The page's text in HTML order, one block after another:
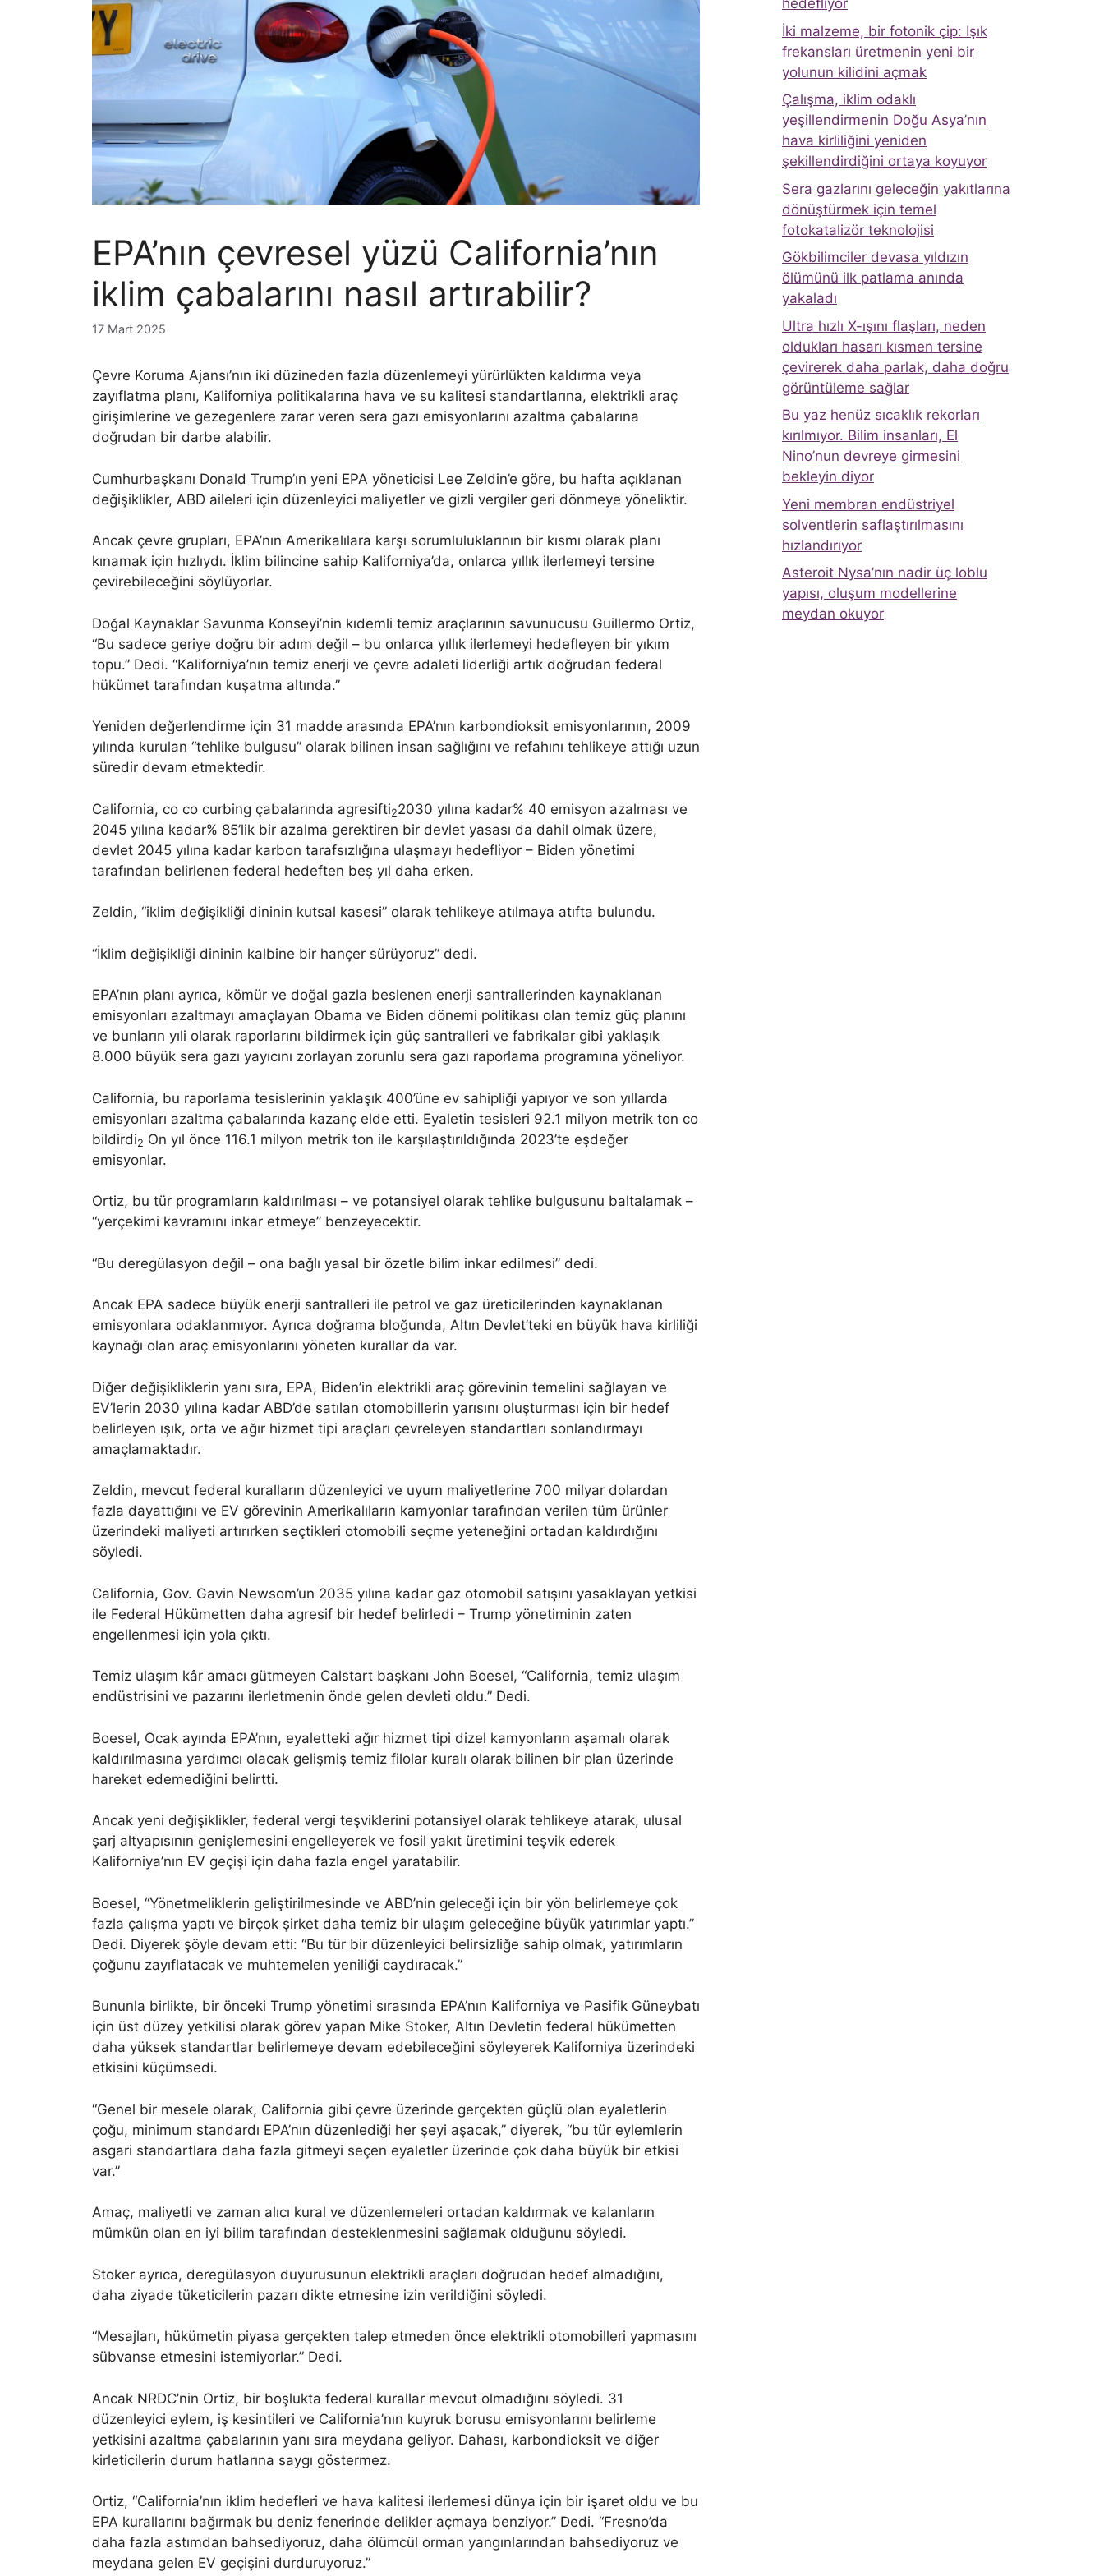
EPA’nın çevresel yüzü California’nın
iklim çabalarını nasıl artırabilir?
17 Mart 2025
Çevre Koruma Ajansı’nın iki düzineden fazla düzenlemeyi yürürlükten kaldırma veya
zayıflatma planı, Kaliforniya politikalarına hava ve su kalitesi standartlarına, elektrikli araç
girişimlerine ve gezegenlere zarar veren sera gazı emisyonlarını azaltma çabalarına
doğrudan bir darbe alabilir.
Cumhurbaşkanı Donald Trump’ın yeni EPA yöneticisi Lee Zeldin’e göre, bu hafta açıklanan
değişiklikler, ABD aileleri için düzenleyici maliyetler ve gizli vergiler geri dönmeye yöneliktir.
Ancak çevre grupları, EPA’nın Amerikalılara karşı sorumluluklarının bir kısmı olarak planı
kınamak için hızlıydı. İklim bilincine sahip Kaliforniya’da, onlarca yıllık ilerlemeyi tersine
çevirebileceğini söylüyorlar.
Doğal Kaynaklar Savunma Konseyi’nin kıdemli temiz araçlarının savunucusu Guillermo Ortiz,
“Bu sadece geriye doğru bir adım değil – bu onlarca yıllık ilerlemeyi hedefleyen bir yıkım
topu.” Dedi. “Kaliforniya’nın temiz enerji ve çevre adaleti liderliği artık doğrudan federal
hükümet tarafından kuşatma altında.”
Yeniden değerlendirme için 31 madde arasında EPA’nın karbondioksit emisyonlarının, 2009
yılında kurulan “tehlike bulgusu” olarak bilinen insan sağlığını ve refahını tehlikeye attığı uzun
süredir devam etmektedir.
California, co co curbing çabalarında agresifti22030 yılına kadar% 40 emisyon azalması ve
2045 yılına kadar% 85’lik bir azalma gerektiren bir devlet yasası da dahil olmak üzere,
devlet 2045 yılına kadar karbon tarafsızlığına ulaşmayı hedefliyor – Biden yönetimi
tarafından belirlenen federal hedeften beş yıl daha erken.
Zeldin, “iklim değişikliği dininin kutsal kasesi” olarak tehlikeye atılmaya atıfta bulundu.
“İklim değişikliği dininin kalbine bir hançer sürüyoruz” dedi.
EPA’nın planı ayrıca, kömür ve doğal gazla beslenen enerji santrallerinden kaynaklanan
emisyonları azaltmayı amaçlayan Obama ve Biden dönemi politikası olan temiz güç planını
ve bunların yıli olarak raporlarını bildirmek için güç santralleri ve fabrikalar gibi yaklaşık
8.000 büyük sera gazı yayıcını zorlayan zorunlu sera gazı raporlama programına yöneliyor.
California, bu raporlama tesislerinin yaklaşık 400’üne ev sahipliği yapıyor ve son yıllarda
emisyonları azaltma çabalarında kazanç elde etti. Eyaletin tesisleri 92.1 milyon metrik ton co
bildirdi2 On yıl önce 116.1 milyon metrik ton ile karşılaştırıldığında 2023’te eşdeğer
emisyonlar.
Ortiz, bu tür programların kaldırılması – ve potansiyel olarak tehlike bulgusunu baltalamak –
“yerçekimi kavramını inkar etmeye” benzeyecektir.
“Bu deregülasyon değil – ona bağlı yasal bir özetle bilim inkar edilmesi” dedi.
Ancak EPA sadece büyük enerji santralleri ile petrol ve gaz üreticilerinden kaynaklanan
emisyonlara odaklanmıyor. Ayrıca doğrama bloğunda, Altın Devlet’teki en büyük hava kirliliği
kaynağı olan araç emisyonlarını yöneten kurallar da var.
Diğer değişikliklerin yanı sıra, EPA, Biden’in elektrikli araç görevinin temelini sağlayan ve
EV’lerin 2030 yılına kadar ABD’de satılan otomobillerin yarısını oluşturması için bir hedef
belirleyen ışık, orta ve ağır hizmet tipi araçları çevreleyen standartları sonlandırmayı
amaçlamaktadır.
Zeldin, mevcut federal kuralların düzenleyici ve uyum maliyetlerine 700 milyar dolardan
fazla dayattığını ve EV görevinin Amerikalıların kamyonlar tarafından verilen tüm ürünler
üzerindeki maliyeti artırırken seçtikleri otomobili seçme yeteneğini ortadan kaldırdığını
söyledi.
California, Gov. Gavin Newsom’un 2035 yılına kadar gaz otomobil satışını yasaklayan yetkisi
ile Federal Hükümetten daha agresif bir hedef belirledi – Trump yönetiminin zaten
engellenmesi için yola çıktı.
Temiz ulaşım kâr amacı gütmeyen Calstart başkanı John Boesel, “California, temiz ulaşım
endüstrisini ve pazarını ilerletmenin önde gelen devleti oldu.” Dedi.
Boesel, Ocak ayında EPA’nın, eyaletteki ağır hizmet tipi dizel kamyonların aşamalı olarak
kaldırılmasına yardımcı olacak gelişmiş temiz filolar kuralı olarak bilinen bir plan üzerinde
hareket edemediğini belirtti.
Ancak yeni değişiklikler, federal vergi teşviklerini potansiyel olarak tehlikeye atarak, ulusal
şarj altyapısının genişlemesini engelleyerek ve fosil yakıt üretimini teşvik ederek
Kaliforniya’nın EV geçişi için daha fazla engel yaratabilir.
Boesel, “Yönetmeliklerin geliştirilmesinde ve ABD’nin geleceği için bir yön belirlemeye çok
fazla çalışma yaptı ve birçok şirket daha temiz bir ulaşım geleceğine büyük yatırımlar yaptı.”
Dedi. Diyerek şöyle devam etti: “Bu tür bir düzenleyici belirsizliğe sahip olmak, yatırımların
çoğunu zayıflatacak ve muhtemelen yeniliği caydıracak.”
Bununla birlikte, bir önceki Trump yönetimi sırasında EPA’nın Kaliforniya ve Pasifik Güneybatı
için üst düzey yetkilisi olarak görev yapan Mike Stoker, Altın Devletin federal hükümetten
daha yüksek standartlar belirlemeye devam edebileceğini söyleyerek Kaliforniya üzerindeki
etkisini küçümsedi.
“Genel bir mesele olarak, California gibi çevre üzerinde gerçekten güçlü olan eyaletlerin
çoğu, minimum standardı EPA’nın düzenlediği her şeyi aşacak,” diyerek, “bu tür eylemlerin
asgari standartlara daha fazla gitmeyi seçen eyaletler üzerinde çok daha büyük bir etkisi
var.”
Amaç, maliyetli ve zaman alıcı kural ve düzenlemeleri ortadan kaldırmak ve kalanların
mümkün olan en iyi bilim tarafından desteklenmesini sağlamak olduğunu söyledi.
Stoker ayrıca, deregülasyon duyurusunun elektrikli araçları doğrudan hedef almadığını,
daha ziyade tüketicilerin pazarı dikte etmesine izin verildiğini söyledi.
“Mesajları, hükümetin piyasa gerçekten talep etmeden önce elektrikli otomobilleri yapmasını
sübvanse etmesini istemiyorlar.” Dedi.
Ancak NRDC’nin Ortiz, bir boşlukta federal kurallar mevcut olmadığını söyledi. 31
düzenleyici eylem, iş kesintileri ve California’nın kuyruk borusu emisyonlarını belirleme
yetkisini azaltma çabalarının yanı sıra meydana geliyor. Dahası, karbondioksit ve diğer
kirleticilerin durum hatlarına saygı göstermez.
Ortiz, “California’nın iklim hedefleri ve hava kalitesi ilerlemesi dünya için bir işaret oldu ve bu
EPA kurallarını bağırmak bu deniz fenerinde delikler açmaya benziyor.” Dedi. “Fresno’da
daha fazla astımdan bahsediyoruz, daha ölümcül orman yangınlarından bahsediyoruz ve
meydana gelen EV geçişini durduruyoruz.”
hedefliyor
İki malzeme, bir fotonik çip: Işık
frekansları üretmenin yeni bir
yolunun kilidini açmak
Çalışma, iklim odaklı
yeşillendirmenin Doğu Asya’nın
hava kirliliğini yeniden
şekillendirdiğini ortaya koyuyor
Sera gazlarını geleceğin yakıtlarına
dönüştürmek için temel
fotokatalizör teknolojisi
Gökbilimciler devasa yıldızın
ölümünü ilk patlama anında
yakaladı
Ultra hızlı X-ışını flaşları, neden
oldukları hasarı kısmen tersine
çevirerek daha parlak, daha doğru
görüntüleme sağlar
Bu yaz henüz sıcaklık rekorları
kırılmıyor. Bilim insanları, El
Nino’nun devreye girmesini
bekleyin diyor
Yeni membran endüstriyel
solventlerin saflaştırılmasını
hızlandırıyor
Asteroit Nysa’nın nadir üç loblu
yapısı, oluşum modellerine
meydan okuyor